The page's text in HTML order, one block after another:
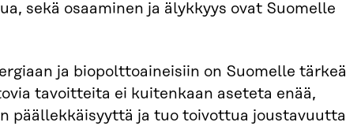
sekä osaaminen ja älykkyys ovat Suomelle
ja biopolttoaineisiin on Suomelle tärkeä
tavoitteita ei kuitenkaan aseteta enää,
päällekkäisyyttä ja tuo toivottua joustavuutta